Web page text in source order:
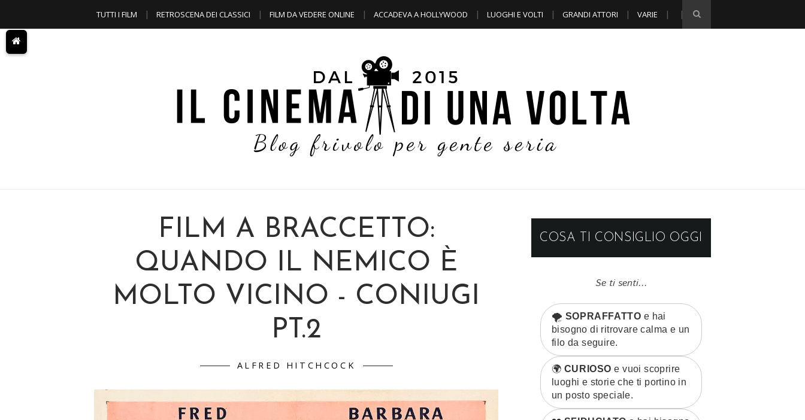
TUTTI I FILM RETROSCENA DEI CLASSICI FILM DA VEDERE ONLINE ACCADEVA A HOLLYWOOD LUOGHI E VOLTI GRANDI ATTORI VARIE
FILM A BRACCETTO:
QUANDO IL NEMICO È
MOLTO VICINO - CONIUGI
PT.2
ALFRED HITCHCOCK
COSA TI CONSIGLIO OGGI
Se ti senti...
🌪️ SOPRAFFATTO e hai
bisogno di ritrovare calma e un
filo da seguire.
🌍 CURIOSO e vuoi scoprire
luoghi e storie che ti portino in
un posto speciale.